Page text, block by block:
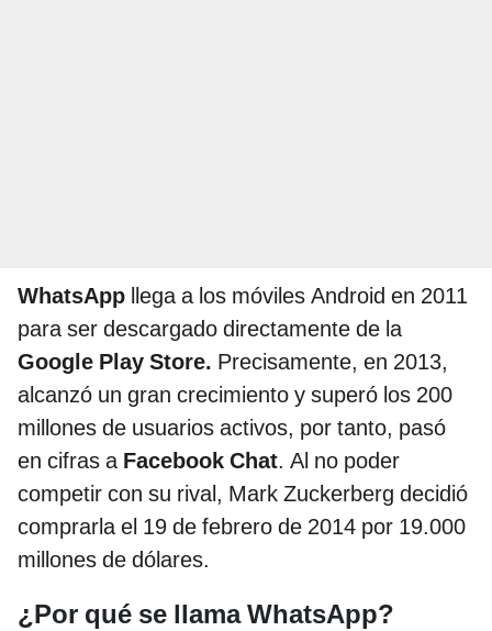
WhatsApp llega a los móviles Android en 2011
para ser descargado directamente de la
Google Play Store. Precisamente, en 2013,
alcanzó un gran crecimiento y superó los 200
millones de usuarios activos, por tanto, pasó
en cifras a Facebook Chat. Al no poder
competir con su rival, Mark Zuckerberg decidió
comprarla el 19 de febrero de 2014 por 19.000
millones de dólares.
¿Por qué se llama WhatsApp?